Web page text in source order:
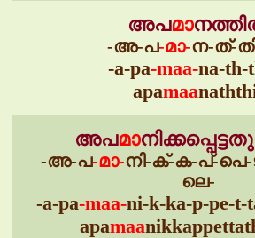
അപമാ
-അ-പ-മാ-ന-ത്-
-a-pa-maa-na-th-
apamaa
അപമാ
-അ-പ-മാ-നി-ക്-ക-പ്-
ലെ-
-a-pa-maa-ni-k-ka-p-pe-t-
apamaa